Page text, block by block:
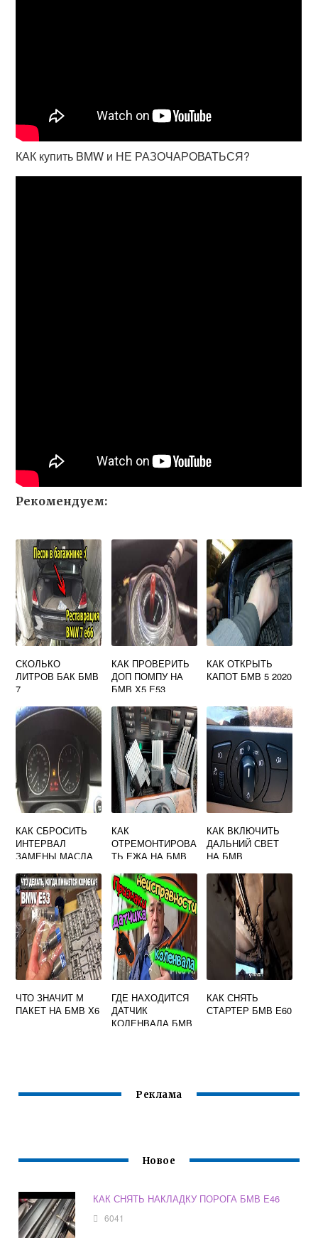
КАК купить BMW и НЕ РАЗОЧАРОВАТЬСЯ?
Рекомендуем:
СКОЛЬКО
ЛИТРОВ БАК БМВ
7
КАК ПРОВЕРИТЬ
ДОП ПОМПУ НА
БМВ Х5 Е53
КАК ОТКРЫТЬ
КАПОТ БМВ 5 2020
КАК СБРОСИТЬ
ИНТЕРВАЛ
ЗАМЕНЫ МАСЛА
КАК
ОТРЕМОНТИРОВА
ТЬ ЕЖА НА БМВ
КАК ВКЛЮЧИТЬ
ДАЛЬНИЙ СВЕТ
НА БМВ
ЧТО ЗНАЧИТ М
ПАКЕТ НА БМВ Х6
ГДЕ НАХОДИТСЯ
ДАТЧИК
КОЛЕНВАЛА БМВ
КАК СНЯТЬ
СТАРТЕР БМВ Е60
Реклама
Новое
КАК СНЯТЬ НАКЛАДКУ ПОРОГА БМВ Е46
6041